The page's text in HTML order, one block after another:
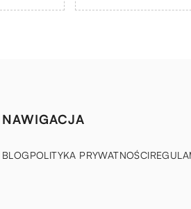
NAWIGACJA
BLOGPOLITYKA PRYWATNOŚCI